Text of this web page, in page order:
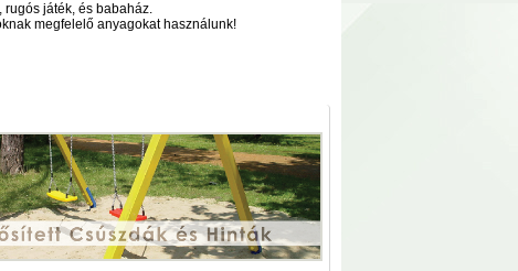
rugós játék, és babaház.
megfelelő anyagokat használunk!